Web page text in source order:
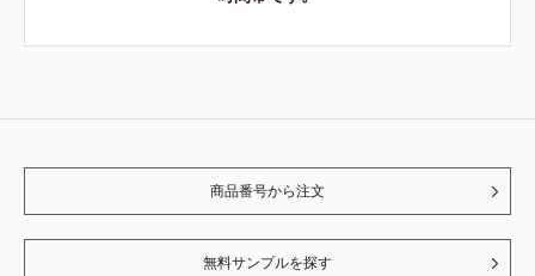
商品番号から注文
無料サンプルを探す